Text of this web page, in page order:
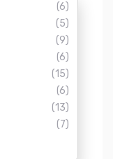
(6)
(5)
(9)
(6)
(15)
(6)
(13)
(7)